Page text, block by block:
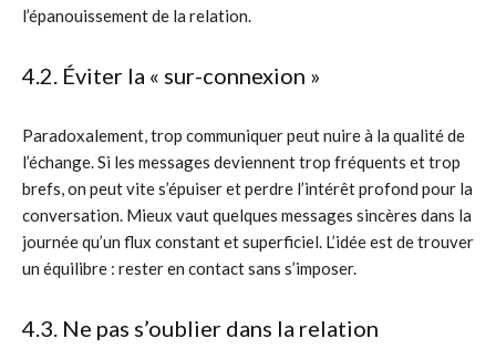
l’épanouissement de la relation.
4.2. Éviter la « sur-connexion »
Paradoxalement, trop communiquer peut nuire à la qualité de
l’échange. Si les messages deviennent trop fréquents et trop
brefs, on peut vite s’épuiser et perdre l’intérêt profond pour la
conversation. Mieux vaut quelques messages sincères dans la
journée qu’un flux constant et superficiel. L’idée est de trouver
un équilibre : rester en contact sans s’imposer.
4.3. Ne pas s’oublier dans la relation